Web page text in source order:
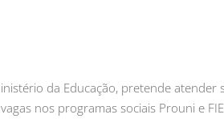
da Educação, pretende atender
nos programas sociais Prouni e